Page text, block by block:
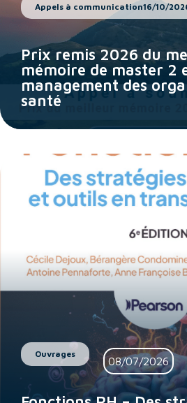
Appels à communication16/10/
Prix remis 2026 du
mémoire de master 2
management des
santé
Ouvrages
08/07/2026